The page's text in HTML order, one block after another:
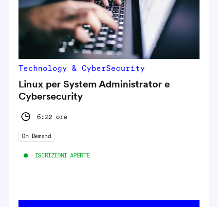
Technology & CyberSecurity
Linux per System Administrator e
Cybersecurity
6:22 ore
On Demand
ISCRIZIONI APERTE